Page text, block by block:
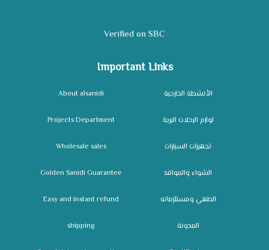
Important Links
About alsanidi
Projects Department
Wholesale sales
Golden Sanidi Guarantee
Easy and instant refund
shipping
الأنشطة الخارجية
لوازم الرحلات البرية
تجهيزات السيارات
الشواء والمواقد
الطهي ومستلزماته
المدونة
Verified on SBC